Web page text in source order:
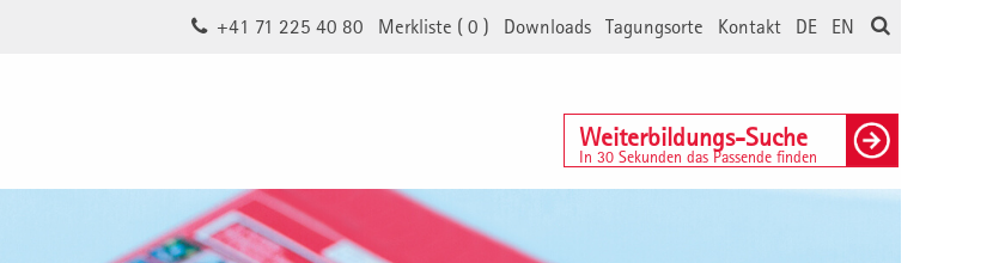
EN
DE
Kontakt
Tagungsorte
Downloads
Merkliste (0 )
+41 71 225 40 80
Weiterbildungs-Suche
In 30 Sekunden das Passende finden